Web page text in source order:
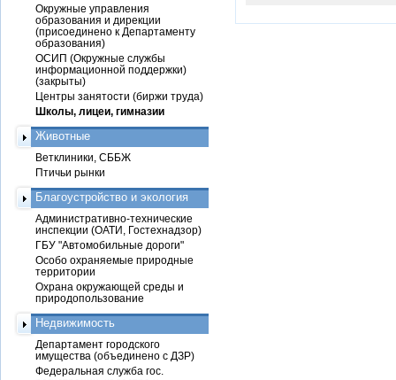
Окружные управления
образования и дирекции
(присоединено к Департаменту
образования)
ОСИП (Окружные службы
информационной поддержки)
(закрыты)
Центры занятости (биржи труда)
Школы, лицеи, гимназии
Животные
Ветклиники, СББЖ
Птичьи рынки
Благоустройство и экология
Административно-технические
инспекции (ОАТИ, Гостехнадзор)
ГБУ "Автомобильные дороги"
Особо охраняемые природные
территории
Охрана окружающей среды и
природопользование
Недвижимость
Департамент городского
имущества (объединено с ДЗР)
Федеральная служба гос.